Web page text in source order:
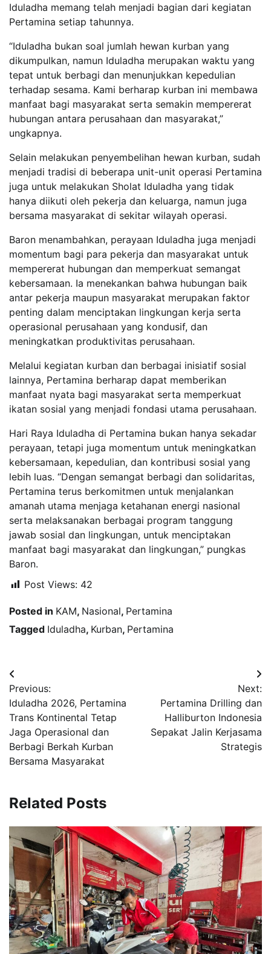
Iduladha memang telah menjadi bagian dari kegiatan
Pertamina setiap tahunnya.
“Iduladha bukan soal jumlah hewan kurban yang
dikumpulkan, namun Iduladha merupakan waktu yang
tepat untuk berbagi dan menunjukkan kepedulian
terhadap sesama. Kami berharap kurban ini membawa
manfaat bagi masyarakat serta semakin mempererat
hubungan antara perusahaan dan masyarakat,”
ungkapnya.
Selain melakukan penyembelihan hewan kurban, sudah
menjadi tradisi di beberapa unit-unit operasi Pertamina
juga untuk melakukan Sholat Iduladha yang tidak
hanya diikuti oleh pekerja dan keluarga, namun juga
bersama masyarakat di sekitar wilayah operasi.
Baron menambahkan, perayaan Iduladha juga menjadi
momentum bagi para pekerja dan masyarakat untuk
mempererat hubungan dan memperkuat semangat
kebersamaan. Ia menekankan bahwa hubungan baik
antar pekerja maupun masyarakat merupakan faktor
penting dalam menciptakan lingkungan kerja serta
operasional perusahaan yang kondusif, dan
meningkatkan produktivitas perusahaan.
Melalui kegiatan kurban dan berbagai inisiatif sosial
lainnya, Pertamina berharap dapat memberikan
manfaat nyata bagi masyarakat serta memperkuat
ikatan sosial yang menjadi fondasi utama perusahaan.
Hari Raya Iduladha di Pertamina bukan hanya sekadar
perayaan, tetapi juga momentum untuk meningkatkan
kebersamaan, kepedulian, dan kontribusi sosial yang
lebih luas. “Dengan semangat berbagi dan solidaritas,
Pertamina terus berkomitmen untuk menjalankan
amanah utama menjaga ketahanan energi nasional
serta melaksanakan berbagai program tanggung
jawab sosial dan lingkungan, untuk menciptakan
manfaat bagi masyarakat dan lingkungan,” pungkas
Baron.
Post Views: 42
Posted in KAM, Nasional, Pertamina
Tagged Iduladha, Kurban, Pertamina
Navigasi
pos
Previous:
Iduladha 2026, Pertamina
Trans Kontinental Tetap
Jaga Operasional dan
Berbagi Berkah Kurban
Bersama Masyarakat
Next:
Pertamina Drilling dan
Halliburton Indonesia
Sepakat Jalin Kerjasama
Strategis
Related Posts